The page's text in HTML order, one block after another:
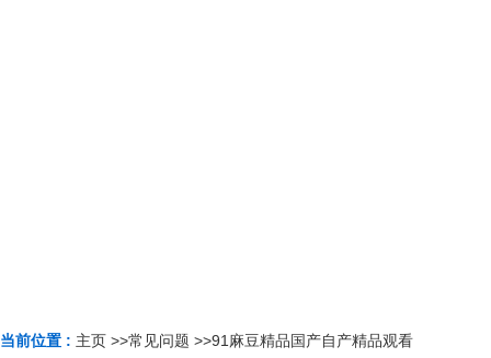
当前位置 : 主页 >>常见问题 >>91麻豆精品国产自产精品观看